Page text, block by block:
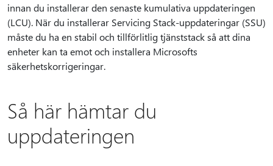
innan du installerar den senaste kumulativa uppdateringen
(LCU). När du installerar Servicing Stack-uppdateringar (SSU)
måste du ha en stabil och tillförlitlig tjänststack så att dina
enheter kan ta emot och installera Microsofts
säkerhetskorrigeringar.
Så här hämtar du
uppdateringen